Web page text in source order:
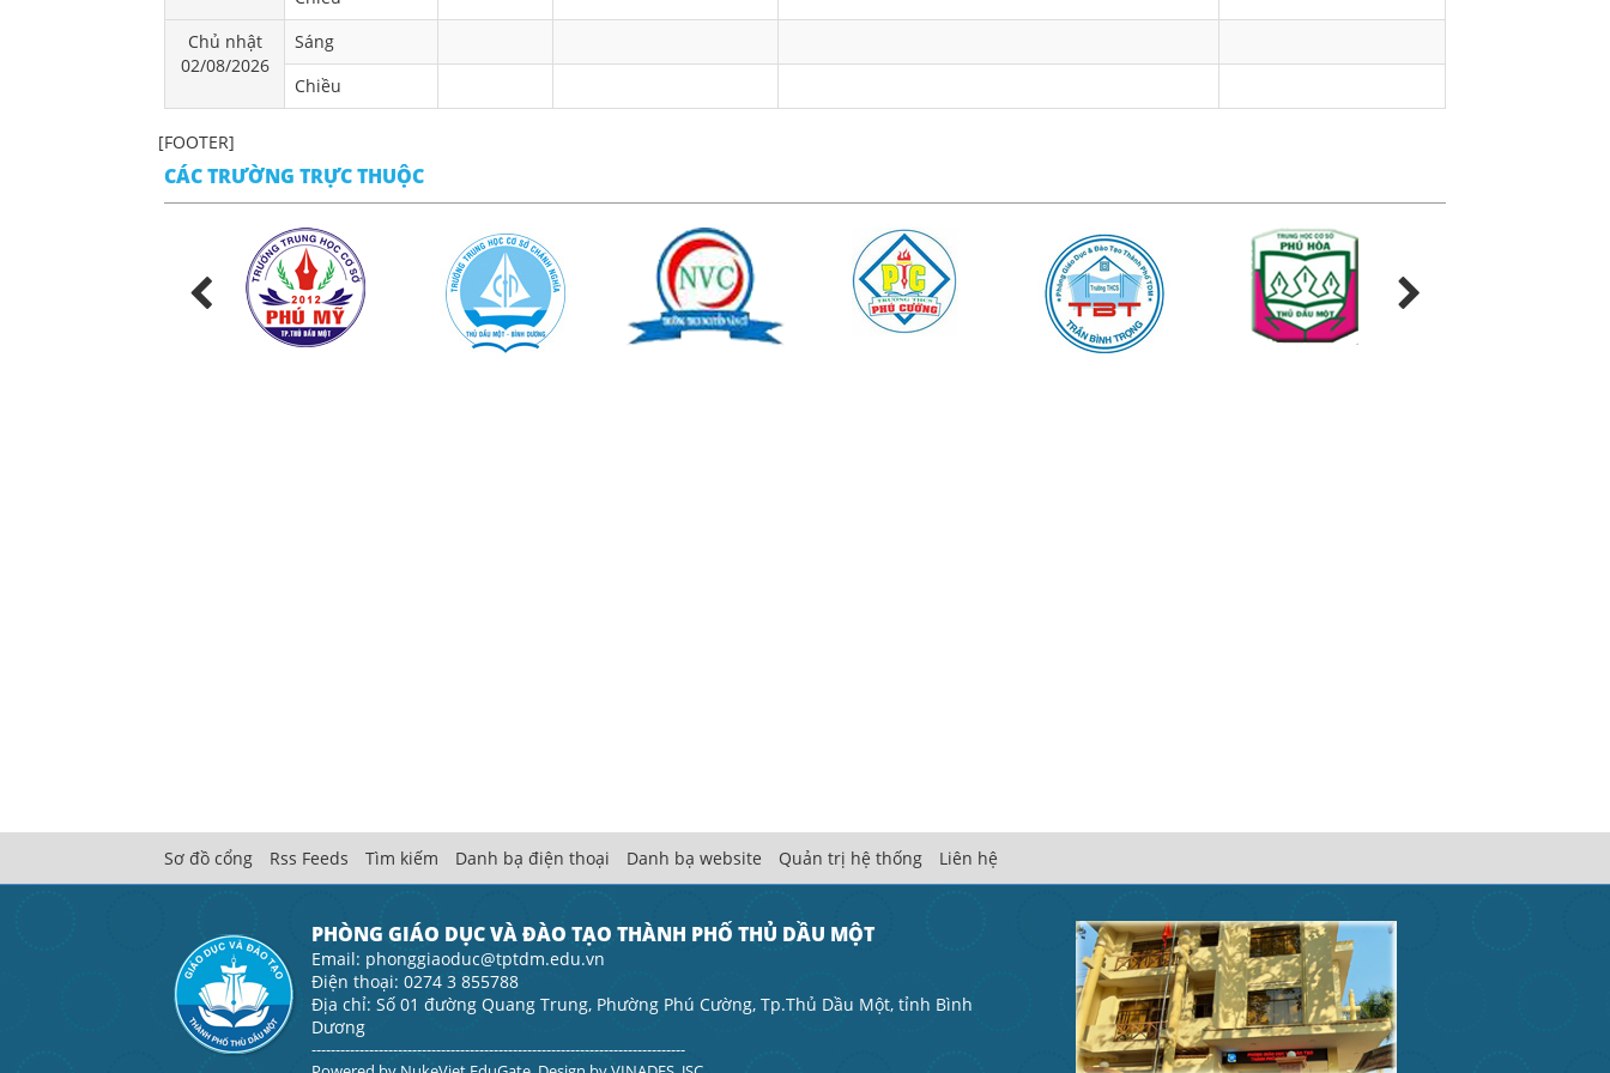
Chủ nhật
02/08/2026
Sáng
Chiều
[FOOTER]
CÁC TRƯỜNG TRỰC THUỘC
Sơ đồ cổng Rss Feeds Tìm kiếm Danh bạ điện thoại Danh bạ website Quản trị hệ thống Liên hệ
PHÒNG GIÁO DỤC VÀ ĐÀO TẠO THÀNH PHỐ THỦ DẦU MỘT
Email: phonggiaoduc@tptdm.edu.vn
Điện thoại: 0274 3 855788
Địa chỉ: Số 01 đường Quang Trung, Phường Phú Cường, Tp.Thủ Dầu Một, tỉnh Bình
Dương
------------------------------------------------------------------------------